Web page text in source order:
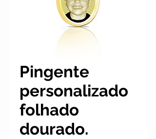
Pingente
personalizado
folhado
dourado.